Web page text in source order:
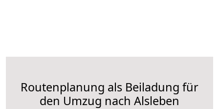
Routenplanung als Beiladung für
den Umzug nach Alsleben